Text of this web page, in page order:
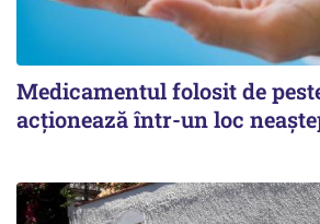
Medicamentul folosit de
acționează într-un loc